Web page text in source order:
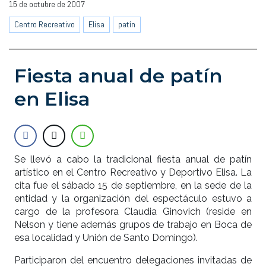
15 de octubre de 2007
Centro Recreativo
Elisa patín
Fiesta anual de patín
en Elisa
Se llevó a cabo la tradicional fiesta anual de patín
artístico en el Centro Recreativo y Deportivo Elisa. La
cita fue el sábado 15 de septiembre, en la sede de la
entidad y la organización del espectáculo estuvo a
cargo de la profesora Claudia Ginovich (reside en
Nelson y tiene además grupos de trabajo en Boca de
esa localidad y Unión de Santo Domingo).
Participaron del encuentro delegaciones invitadas de